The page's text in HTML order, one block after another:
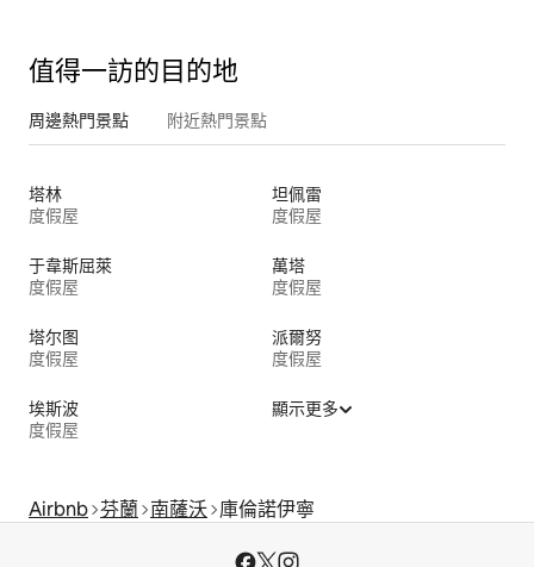
值得一訪的目的地
周邊熱門景點 附近熱門景點
塔林
度假屋
坦佩雷
度假屋
于韋斯屈萊
度假屋
萬塔
度假屋
塔尔图
度假屋
派爾努
度假屋
埃斯波
度假屋
顯示更多
Airbnb 芬蘭 南薩沃 庫倫諾伊寧